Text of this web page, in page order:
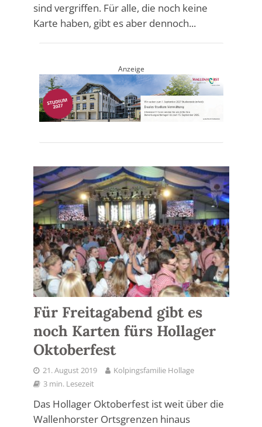
sind vergriffen. Für alle, die noch keine
Karte haben, gibt es aber dennoch...
Anzeige
Für Freitagabend gibt es
noch Karten fürs Hollager
Oktoberfest
21. August 2019
Kolpingsfamilie Hollage
3 min. Lesezeit
Das Hollager Oktoberfest ist weit über die
Wallenhorster Ortsgrenzen hinaus